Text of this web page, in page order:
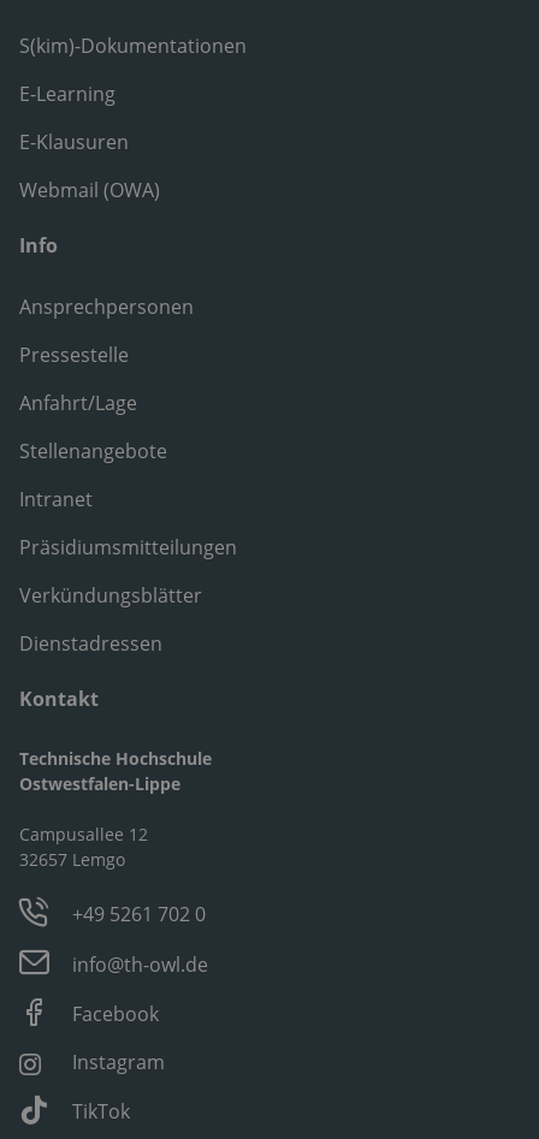
S(kim)-Dokumentationen
E-Learning
E-Klausuren
Webmail (OWA)
Info
Ansprechpersonen
Pressestelle
Anfahrt/Lage
Stellenangebote
Intranet
Präsidiumsmitteilungen
Verkündungsblätter
Dienstadressen
Kontakt
Technische Hochschule
Ostwestfalen-Lippe
Campusallee 12
32657 Lemgo
+49 5261 702 0
info@th-owl.de
Facebook
Instagram
TikTok